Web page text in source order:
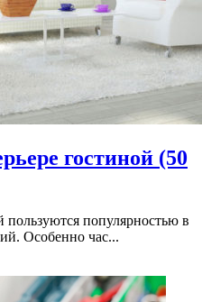
гостиной (50
популярностью в
Особенно час...